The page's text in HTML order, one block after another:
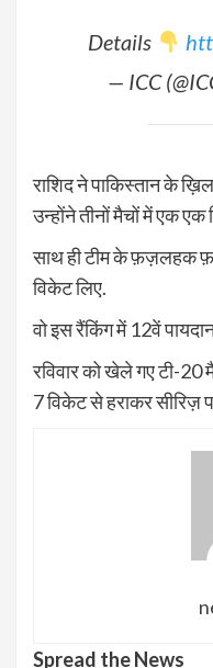
Details
— ICC
राशिद ने पाकिस्तान के
उन्होंने तीनों मैचों में एक एक
साथ ही टीम के फ़ज़लहक
विकेट लिए.
वो इस रैंकिंग में 12वें
रविवार को खेले गए टी-20
7 विकेट से हराकर सीरिज़
Spread the News